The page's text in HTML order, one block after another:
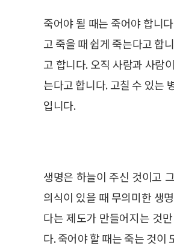
죽어야 될 때는 죽어야 합니
고 죽을 때 쉽게 죽는다고 합
고 합니다. 오직 사람과 사람
는다고 합니다. 고칠 수 있는
입니다.
생명은 하늘이 주신 것이고
의식이 있을 때 무의미한 생
다는 제도가 만들어지는 것
다. 죽어야 할 때는 죽는 것이